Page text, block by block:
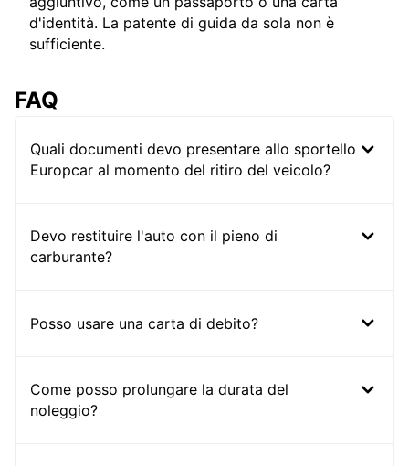
d'identità. La patente di guida da sola non è
sufficiente.
FAQ
Quali documenti devo presentare allo sportello
Europcar al momento del ritiro del veicolo?
Devo restituire l'auto con il pieno di
carburante?
Posso usare una carta di debito?
Come posso prolungare la durata del
noleggio?